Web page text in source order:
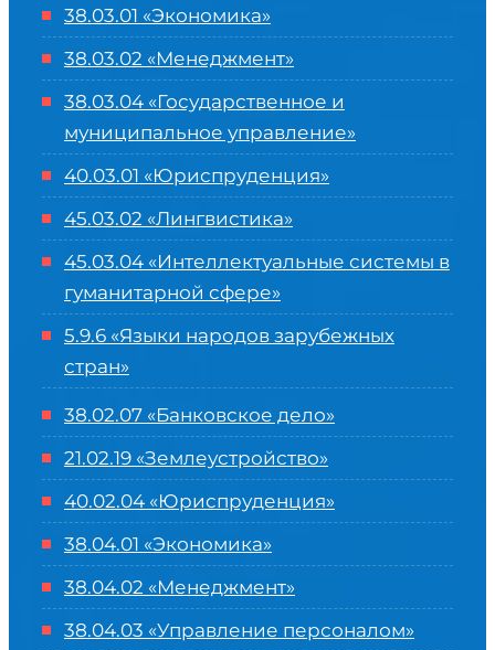
38.03.01 «Экономика»
38.03.02 «Менеджмент»
38.03.04 «Государственное и
муниципальное управление»
40.03.01 «Юриспруденция»
45.03.02 «Лингвистика»
45.03.04 «Интеллектуальные системы в
гуманитарной сфере»
5.9.6 «Языки народов зарубежных
стран»
38.02.07 «Банковское дело»
21.02.19 «Землеустройство»
40.02.04 «Юриспруденция»
38.04.01 «Экономика»
38.04.02 «Менеджмент»
38.04.03 «Управление персоналом»